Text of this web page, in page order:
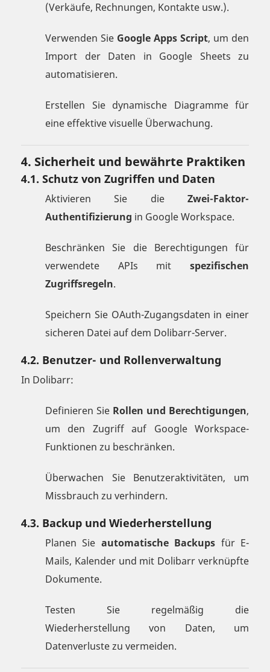
(Verkäufe, Rechnungen, Kontakte usw.).
Verwenden Sie Google Apps Script, um den
Import der Daten in Google Sheets zu
automatisieren.
Erstellen Sie dynamische Diagramme für
eine effektive visuelle Überwachung.
4. Sicherheit und bewährte Praktiken
4.1. Schutz von Zugriffen und Daten
Aktivieren Sie die Zwei-Faktor-
Authentifizierung in Google Workspace.
Beschränken Sie die Berechtigungen für
verwendete APIs mit spezifischen
Zugriffsregeln.
Speichern Sie OAuth-Zugangsdaten in einer
sicheren Datei auf dem Dolibarr-Server.
4.2. Benutzer- und Rollenverwaltung
In Dolibarr:
Definieren Sie Rollen und Berechtigungen,
um den Zugriff auf Google Workspace-
Funktionen zu beschränken.
Überwachen Sie Benutzeraktivitäten, um
Missbrauch zu verhindern.
4.3. Backup und Wiederherstellung
Planen Sie automatische Backups für E-
Mails, Kalender und mit Dolibarr verknüpfte
Dokumente.
Testen Sie regelmäßig die
Wiederherstellung von Daten, um
Datenverluste zu vermeiden.